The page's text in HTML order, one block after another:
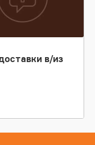
в/из